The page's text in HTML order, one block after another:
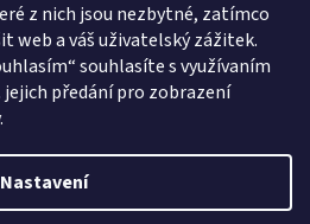
z nich jsou nezbytné, zatímco
web a váš uživatelský zážitek.
souhlasíte s využívaním
jejich předání pro zobrazení
Nastavení